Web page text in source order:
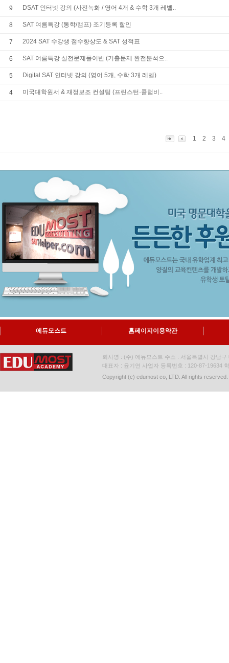
9 DSAT 인터넷 강의 (사전녹화 / 영어 4개 & 수학 3개 레벨..
8 SAT 여름특강 (통학/캠프) 조기등록 할인
7 2024 SAT 수강생 점수향상도 & SAT 성적표
6 SAT 여름특강 실전문제풀이반 (기출문제 완전분석으..
5 Digital SAT 인터넷 강의 (영어 5개, 수학 3개 레벨)
4 미국대학원서 & 재정보조 컨설팅 (프린스턴·콜럼비..
1 2 3 4
에듀모스트 홈페이지이용약관
회사명 : (주) 에듀모스트 주소 : 서울특별시 강남
대표자 : 윤기연 사업자 등록번호 : 120-87-19634
Copyright (c) edumost co, LTD. All rights reserved.